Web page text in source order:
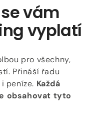
vám
vyplatí
pro všechny,
Přináší řadu
peníze. Každá
obsahovat tyto